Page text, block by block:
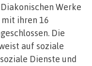
Werke
mit ihren 16
Die
auf soziale
Dienste und